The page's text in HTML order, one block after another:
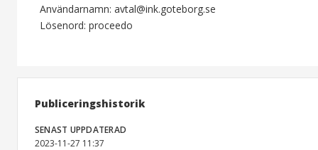
Användarnamn: avtal@ink.goteborg.se
Lösenord: proceedo
Publiceringshistorik
SENAST UPPDATERAD
2023-11-27 11:37